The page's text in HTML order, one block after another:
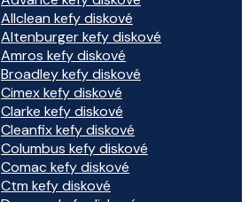
Allclean kefy diskové
Altenburger kefy diskové
Amros kefy diskové
Broadley kefy diskové
Cimex kefy diskové
Clarke kefy diskové
Cleanfix kefy diskové
Columbus kefy diskové
Comac kefy diskové
Ctm kefy diskové